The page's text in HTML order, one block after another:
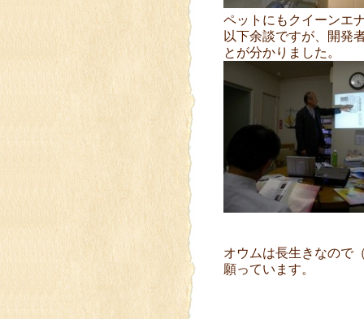
ペットにもクイーンエ
以下余談ですが、開発
とが分かりました。
オウムは長生きなので
願っています。